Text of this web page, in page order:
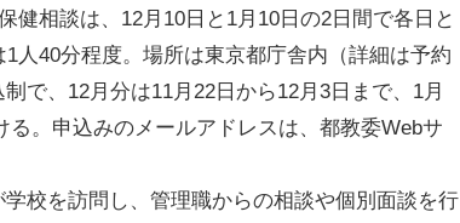
健相談は、12月10日と1月10日の2日間で各日と
人40分程度。場所は東京都庁舎内（詳細は予約
で、12月分は11月22日から12月3日まで、1月
。申込みのメールアドレスは、都教委Webサ
校を訪問し、管理職からの相談や個別面談を行